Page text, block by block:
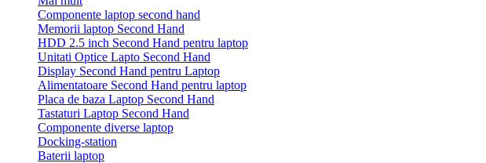
Componente laptop second hand
Memorii laptop Second Hand
HDD 2.5 inch Second Hand pentru laptop
Unitati Optice Lapto Second Hand
Display Second Hand pentru Laptop
Alimentatoare Second Hand pentru laptop
Placa de baza Laptop Second Hand
Tastaturi Laptop Second Hand
Componente diverse laptop
Docking-station
Baterii laptop